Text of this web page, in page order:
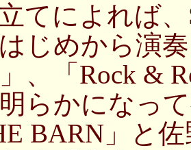
てによれば
じめから演
、「Rock &
らかになっ
BARN」と